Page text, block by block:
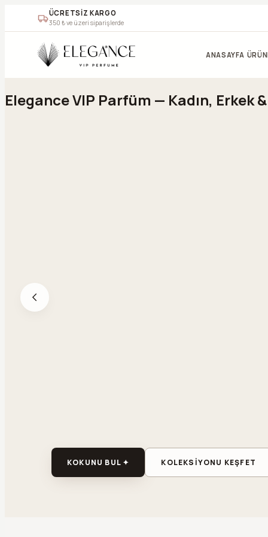
ÜCRETSİZ KARGO
350 ₺ ve üzeri siparişlerde
ANASAYFA
Geç
Elegance VIP Parfüm — Kadın, Erkek
KOKUNU BUL ✦ KOLEKSİYONU KEŞFET